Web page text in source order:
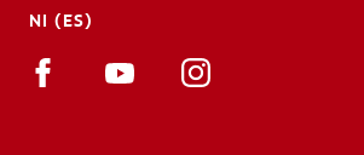
NI (ES)